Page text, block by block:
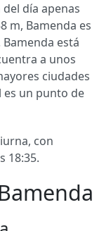
día apenas
m, Bamenda es
está
a unos
ciudades
es un punto de
con
18:35.